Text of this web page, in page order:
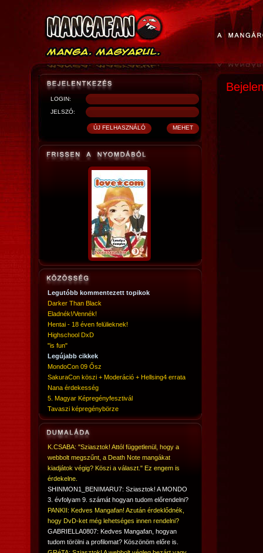
LOGIN:
JELSZÓ:
Legutóbb kommentezett topikok
Darker Than Black
Eladnék!/Vennék!
Hentai - 18 éven felülieknek!
Highschool DxD
"is fun"
Legújabb cikkek
MondoCon 09 Ősz
SakuraCon köszi + Moderáció + Hellsing4 errata
Nana érdekesség
5. Magyar Képregényfesztivál
Tavaszi képregénybörze
K.CSABA: "Sziasztok! Attól függetlenül, hogy a
webbolt megszűnt, a Death Note mangákat
kiadjátok végig? Köszi a választ." Ez engem is
érdekelne.
SHINMON1_BENIMARU7: Sziasztok! A MONDO
3. évfolyam 9. számát hogyan tudom előrendelni?
PANKII: Kedves Mangafan! Azután érdeklődnék,
hogy DvD-ket még lehetséges innen rendelni?
GABRIELLA0807: Kedves Mangafan, hogyan
tudom törölni a profilomat? Köszönöm előre is.